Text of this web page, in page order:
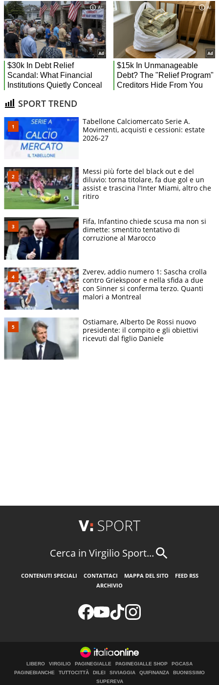
SPORT TREND
Tabellone Calciomercato Serie A.
Movimenti, acquisti e cessioni: estate
2026-27
Messi più forte del black out e del
diluvio: torna titolare, fa due gol e un
assist e trascina l'Inter Miami, altro che
ritiro
Fifa, Infantino chiede scusa ma non si
dimette: smentito tentativo di
corruzione al Marocco
Zverev, addio numero 1: Sascha crolla
contro Griekspoor e nella sfida a due
con Sinner si conferma terzo. Quanti
malori a Montreal
Ostiamare, Alberto De Rossi nuovo
presidente: il compito e gli obiettivi
ricevuti dal figlio Daniele
Cerca in Virgilio Sport...
CONTENUTI SPECIALI CONTATTACI MAPPA DEL SITO
FEED RSS
ARCHIVIO
LIBERO VIRGILIO PAGINEGIALLE PAGINEGIALLE SHOP
PGCASA
PAGINEBIANCHE
TUTTOCITTÀ DILEI SIVIAGGIA QUIFINANZA
BUONISSIMO
SUPEREVA